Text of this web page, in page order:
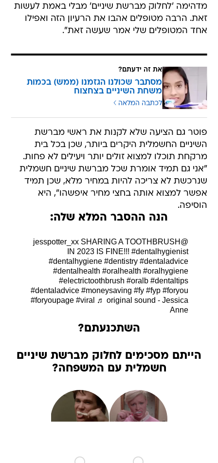
מדהימה 'לחלוק מברשת שיניים' מבלי באמת לעשות
זאת. הרבה מטופלים אהבו את הרעיון הזה ואפילו
אחד המטופלים שלי אמר שעשה זאת".
את זה ידעתם?
מסתבר שכולנו הגזמנו (ממש) בכמות
משחת השיניים בצחצוח
לכתבה המלאה
פוטר גם הציעה שלא לקנות את ראשי מברשת
השיניים החשמלית היקרים ביותר, שכן בכל בית
מרקחת תוכלו למצוא זולים יותר ויעילים לא פחות.
"אני גם תמיד אומרת שכל מברשת שיניים חשמלית
שנרכשת לא צריכה להיות במחיר מלא, שכן תמיד
אפשר למצוא אותה בחצי מחיר איפשהו", היא
הוסיפה.
הנה ההסבר המלא שלה:
@jesspotter_xx
SHARING A TOOTHBRUSH
IN 2023 IS FINE!!! #dentalhygienist
#dentalhygiene #dentistry #dentaladvice
#dentalhealth #oralhealth #oralhygiene
#electrictoothbrush #oralb #dentaltips
#dentaladvice #moneysaving #fy #fyp #foryou
#foryoupage #viral ♬ original sound - Jessica
Anne
השתכנעתם?
הייתם מסכימים לחלוק מברשת שיניים
חשמלית עם המשפחה?